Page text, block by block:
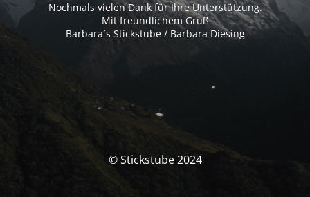
Nochmals vielen Dank für Ihre Unterstützung.
Mit freundlichem Gruß
Barbara´s Stickstube / Barbara Diesing
© Stickstube 2024